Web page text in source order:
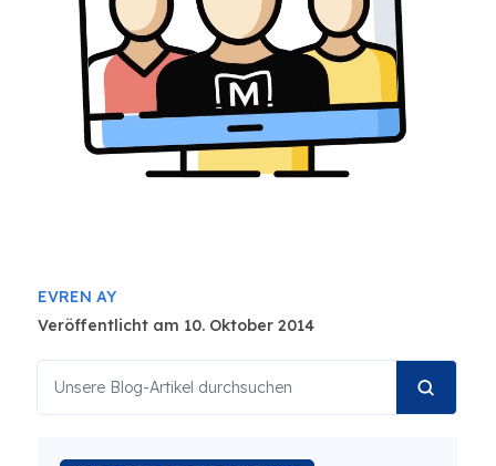
EVREN AY
Veröffentlicht am 10. Oktober 2014